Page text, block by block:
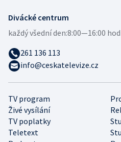
TV program
Živé vysílání
TV poplatky
Teletext
Divácké centrum
každý všední den:8:00—16:00
261 136 113
info@ceskatelevize.cz